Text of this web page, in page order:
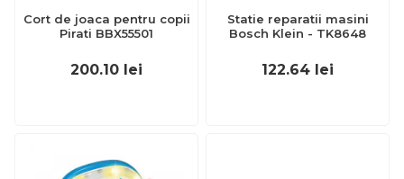
Cort de joaca pentru copii
Pirati BBX55501
200.10 lei
Statie reparatii masini
Bosch Klein - TK8648
122.64 lei